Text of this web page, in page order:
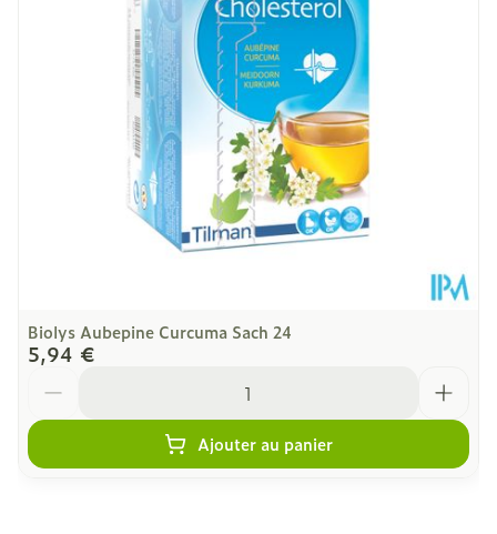
Quantité Du
30
Préservation
Température ambiante (15°C -
25°C)
Biolys Aubepine Curcuma Sach 24
5,94 €
Ajouter au panier